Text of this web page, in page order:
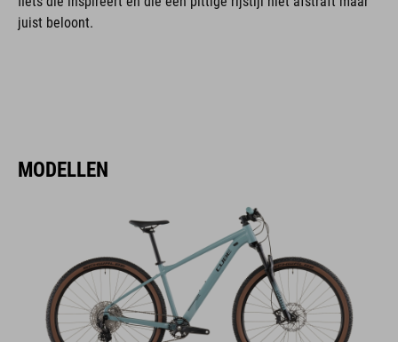
juist beloont.
MODELLEN